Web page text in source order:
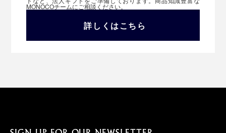
MONOCOチームにご相談ください。
詳しくはこちら